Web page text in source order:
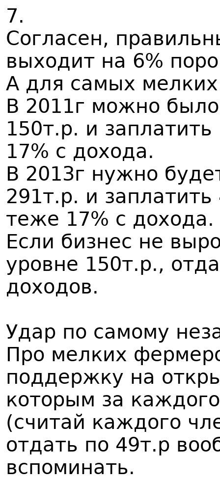
7.
Согласен,
выходит на 6%
А для самых
В 2011г можно было
150т.р. и
17% с дохода.
В 2013г нужно
291т.р. и заплатить
теже 17% с дохода.
Если бизнес не
уровне 150т.р.,
доходов.
Удар по самому
Про мелких
поддержку на
которым за
(считай каждого
отдать по 49т.р
вспоминать.